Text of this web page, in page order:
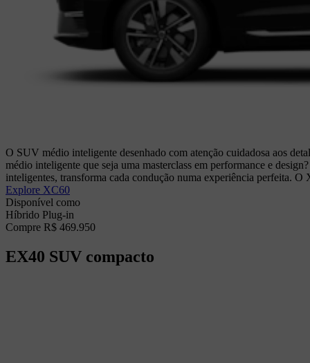
O SUV médio inteligente desenhado com atenção cuidadosa aos
médio inteligente que seja uma masterclass em performance e
inteligentes, transforma cada condução numa experiência perfeita.
Explore XC60
Disponível como
Híbrido Plug-in
Compre R$ 469.950
EX40 SUV compacto